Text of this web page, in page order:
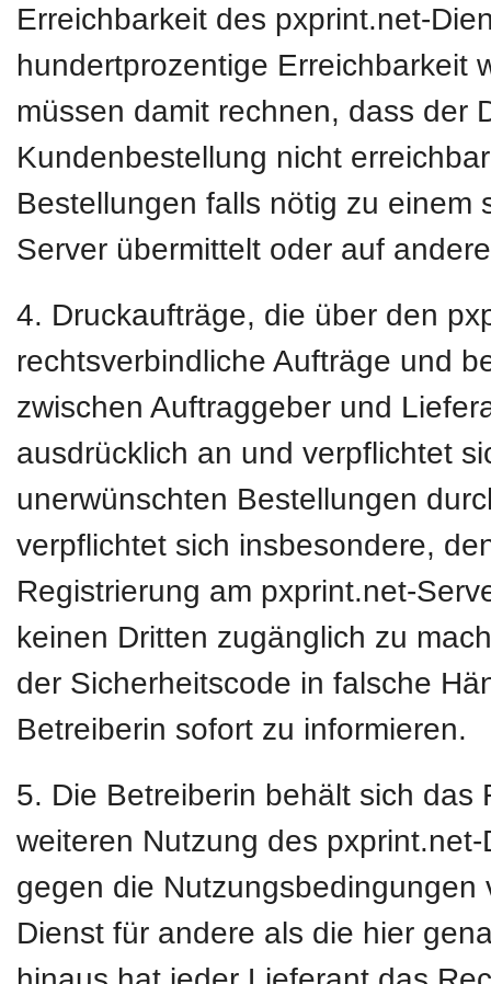
Erreichbarkeit des pxprint.net-
hundertprozentige Erreichbarkeit
müssen damit rechnen, dass der
Kundenbestellung nicht
Bestellungen falls nötig zu
Server übermittelt oder auf
4. Druckaufträge, die über den
rechtsverbindliche Aufträge und
zwischen Auftraggeber und
ausdrücklich an und verpflichtet
unerwünschten Bestellungen
verpflichtet sich insbesondere,
Registrierung am pxprint.net-
keinen Dritten zugänglich zu
der Sicherheitscode in falsche
Betreiberin sofort zu informieren.
5. Die Betreiberin behält sich das
weiteren Nutzung des
gegen die
Dienst für andere als die hier